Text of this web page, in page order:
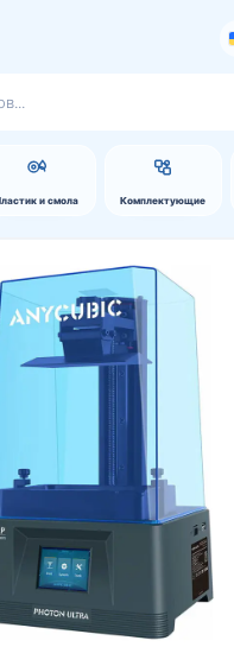
и смола Комплектующие